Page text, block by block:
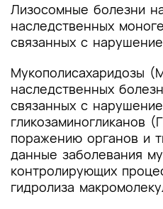
7. Дополнительная
факторы, влияющие на
Критерии оценки
помощи
Список литературы
Приложение А1. Состав
разработке и
рекомендаций
Лизосомные болезни
наследственных
связанных с
Мукополисахаридозы
наследственных
связанных с
гликозаминогликанов
поражению органов и
данные заболевания
контролирующих
гидролиза